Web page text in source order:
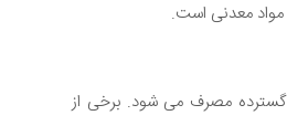
گسترده مصرف می شود. برخی از